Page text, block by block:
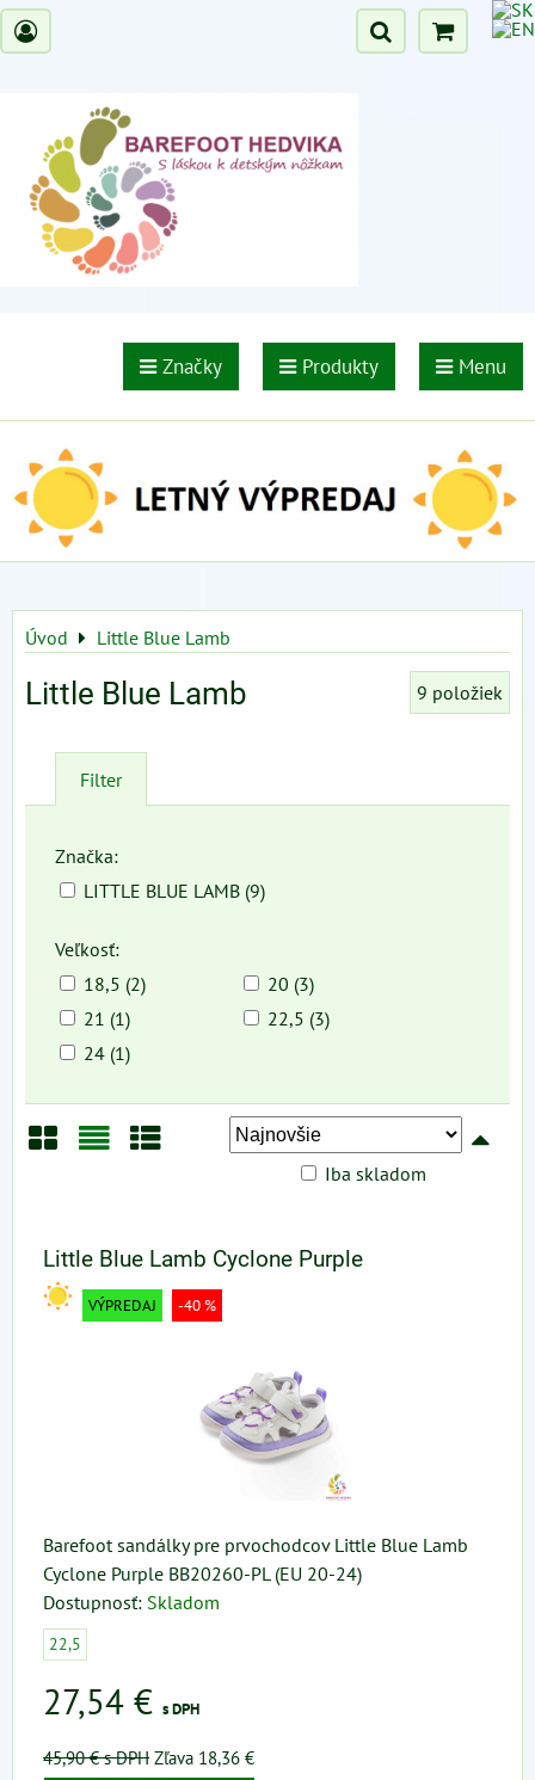
Značky Produkty Menu
Úvod Little Blue Lamb
Little Blue Lamb 9 položiek
Filter
Značka:
LITTLE BLUE LAMB (9)
Veľkosť:
18,5 (2)
20 (3)
21 (1)
22,5 (3)
24 (1)
Iba skladom
Little Blue Lamb Cyclone Purple
VÝPREDAJ -40 %
Barefoot sandálky pre prvochodcov Little Blue Lamb
Cyclone Purple BB20260-PL (EU 20-24)
Dostupnosť: Skladom
22,5
27,54 € s DPH
45,90 €s DPH Zľava 18,36 €